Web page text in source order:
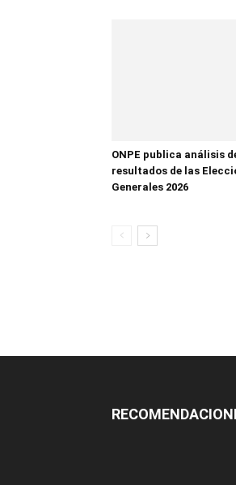
ONPE publica análisis
resultados de las
Generales 2026